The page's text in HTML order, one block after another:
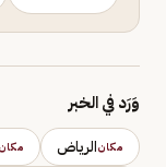
وَرَد في الخبر
مكانالرياض مكان